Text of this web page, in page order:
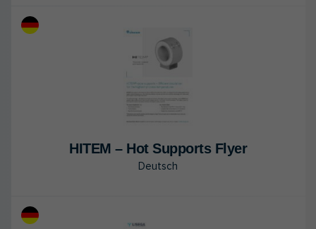
HITEM – Hot Sup­ports Flyer
Deutsch